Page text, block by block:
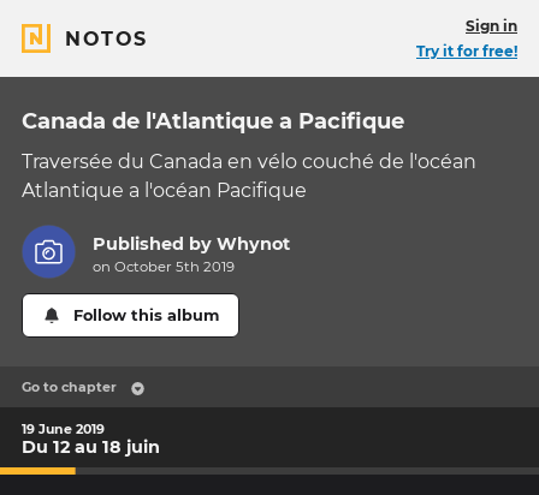
NOTOS
Sign in
Try it for free!
Canada de l'Atlantique a Pacifique
Traversée du Canada en vélo couché de l'océan
Atlantique a l'océan Pacifique
Published byWhynot
on October 5th 2019
Follow this album
Go to chapter
19 June 2019
Du 12 au 18 juin